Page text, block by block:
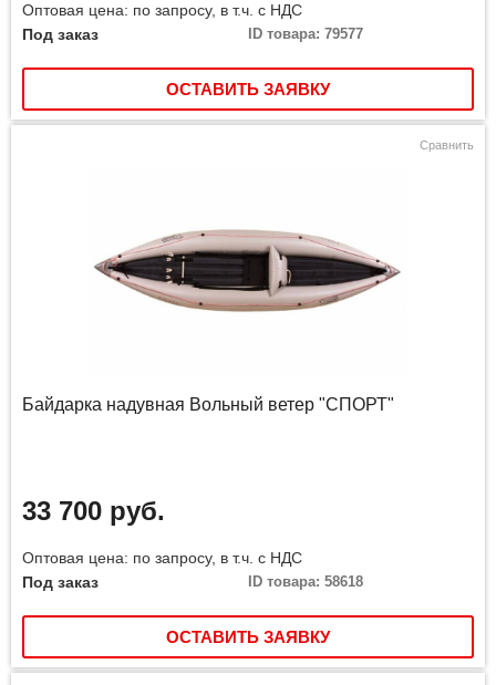
Оптовая цена: по запросу, в т.ч. с НДС
Под заказ
ID товара: 79577
ОСТАВИТЬ ЗАЯВКУ
Сравнить
Байдарка надувная Вольный ветер "СПОРТ"
33 700 руб.
Оптовая цена: по запросу, в т.ч. с НДС
Под заказ
ID товара: 58618
ОСТАВИТЬ ЗАЯВКУ